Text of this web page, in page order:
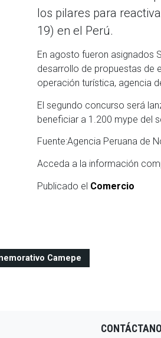
los pilares para
19) en el Perú.
En agosto fueron asignados
desarrollo de propuestas de
operación turística, agencia
El segundo concurso será
beneficiar a 1.200 mype del
Fuente:Agencia Peruana de
Acceda a la información
Publicado el Comercio
Camepe